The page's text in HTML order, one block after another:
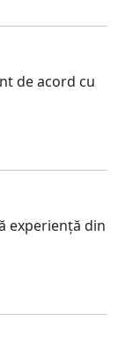
de acord cu
experiență din